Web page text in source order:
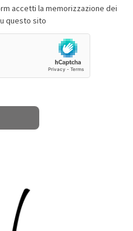
accetti la memorizzazione dei
questo sito